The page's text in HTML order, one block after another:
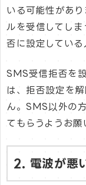
いる可能性があ
ルを受信してし
否に設定している
SMS受信拒否を
は、拒否設定を
ん。SMS以外の
てもらうようお願
2. 電波が悪